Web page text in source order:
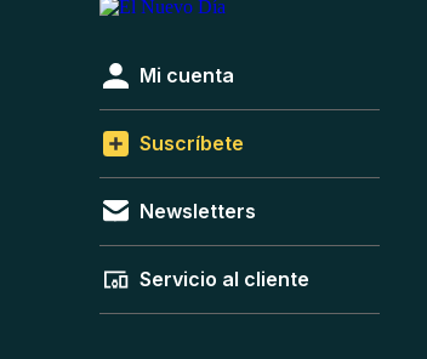
Mi cuenta
Suscríbete
Newsletters
Servicio al cliente